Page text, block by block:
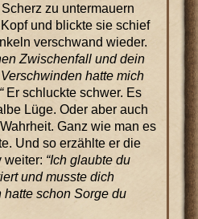
zu untermauern
und blickte sie schief
verschwand wieder.
Zwischenfall und dein
hatte mich
Er schluckte schwer. Es
Lüge. Oder aber auch
Ganz wie man es
Und so erzählte er die
weiter: “Ich glaubte du
und musste dich
hatte schon Sorge du